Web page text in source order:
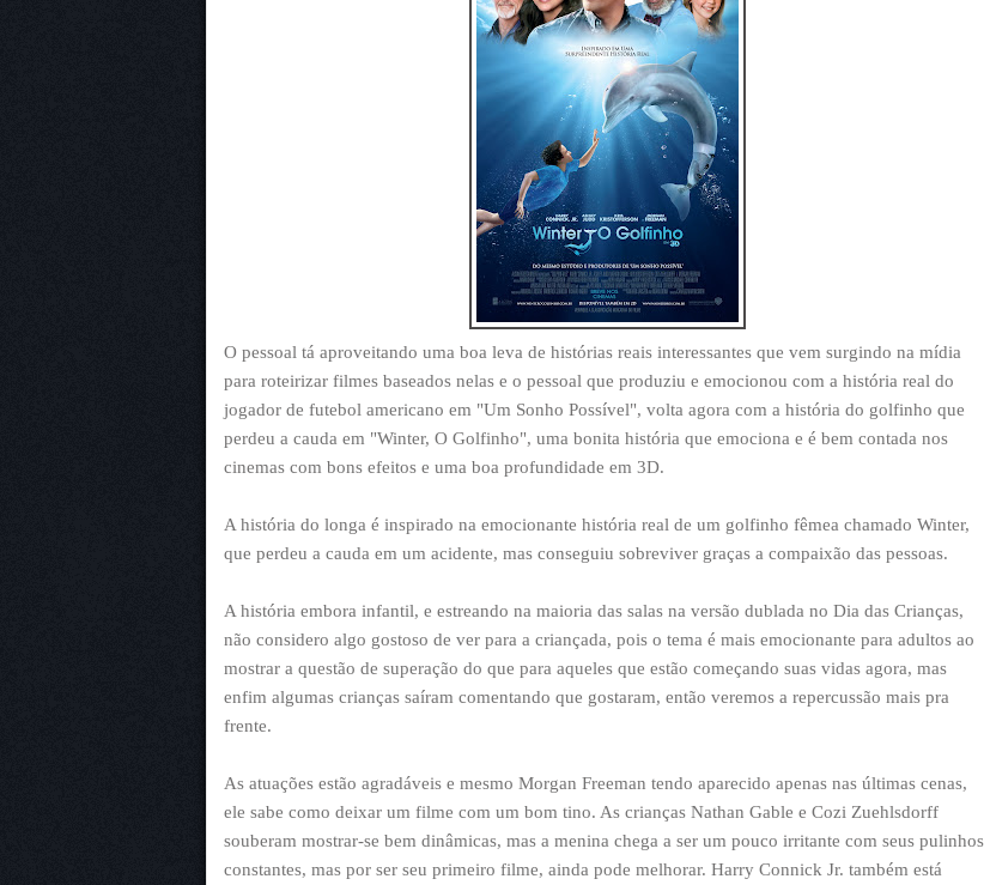
O pessoal tá aproveitando uma boa leva de histórias reais interessantes que vem surgindo na mídia
para roteirizar filmes baseados nelas e o pessoal que produziu e emocionou com a história real do
jogador de futebol americano em "Um Sonho Possível", volta agora com a história do golfinho que
perdeu a cauda em "Winter, O Golfinho", uma bonita história que emociona e é bem contada nos
cinemas com bons efeitos e uma boa profundidade em 3D.
A história do longa é inspirado na emocionante história real de um golfinho fêmea chamado Winter,
que perdeu a cauda em um acidente, mas conseguiu sobreviver graças a compaixão das pessoas.
A história embora infantil, e estreando na maioria das salas na versão dublada no Dia das Crianças,
não considero algo gostoso de ver para a criançada, pois o tema é mais emocionante para adultos ao
mostrar a questão de superação do que para aqueles que estão começando suas vidas agora, mas
enfim algumas crianças saíram comentando que gostaram, então veremos a repercussão mais pra
frente.
As atuações estão agradáveis e mesmo Morgan Freeman tendo aparecido apenas nas últimas cenas,
ele sabe como deixar um filme com um bom tino. As crianças Nathan Gable e Cozi Zuehlsdorff
souberam mostrar-se bem dinâmicas, mas a menina chega a ser um pouco irritante com seus pulinhos
constantes, mas por ser seu primeiro filme, ainda pode melhorar. Harry Connick Jr. também está